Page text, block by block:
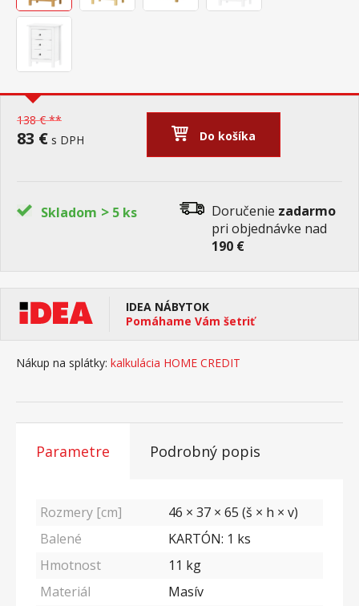
138 € **
83 € s DPH Do košíka
Skladom > 5 ks Doručenie zadarmo
pri objednávke nad
190 €
IDEA NÁBYTOK
Pomáhame Vám šetriť
Nákup na splátky: kalkulácia HOME CREDIT
Parametre Podrobný popis
Rozmery [cm]
46 × 37 × 65 (š × h × v)
Balené
KARTÓN: 1 ks
Hmotnost
11 kg
Materiál
Masív